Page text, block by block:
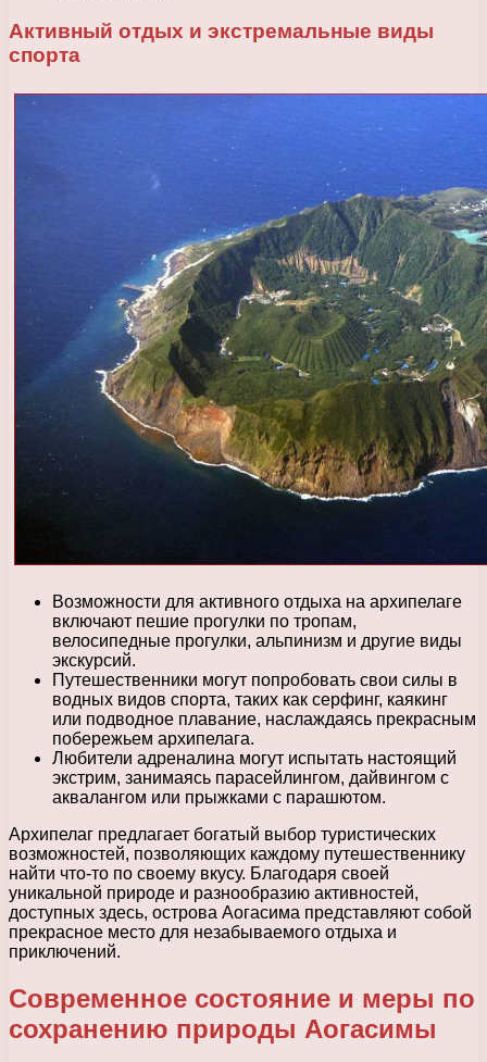
Активный отдых и экстремальные виды
спорта
Возможности для активного отдыха на архипелаге
включают пешие прогулки по тропам,
велосипедные прогулки, альпинизм и другие виды
экскурсий.
Путешественники могут попробовать свои силы в
водных видов спорта, таких как серфинг, каякинг
или подводное плавание, наслаждаясь прекрасным
побережьем архипелага.
Любители адреналина могут испытать настоящий
экстрим, занимаясь парасейлингом, дайвингом с
аквалангом или прыжками с парашютом.
Архипелаг предлагает богатый выбор туристических
возможностей, позволяющих каждому путешественнику
найти что-то по своему вкусу. Благодаря своей
уникальной природе и разнообразию активностей,
доступных здесь, острова Аогасима представляют собой
прекрасное место для незабываемого отдыха и
приключений.
Современное состояние и меры по
сохранению природы Аогасимы